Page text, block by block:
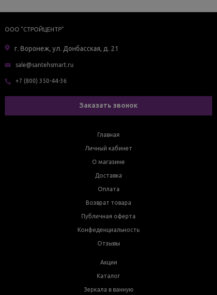
ООО "СТРОЙЦЕНТР"
г. Воронеж, ул. Донбасская, д. 21
sale@santehsmart.ru
+7 (800) 350-44-36
Заказать звонок
Главная
Личный кабинет
О магазине
Доставка
Оплата
Возврат товара
Публичная оферта
Конфиденциальность
Отзывы
Акции
Каталог
Зеркала в ванную